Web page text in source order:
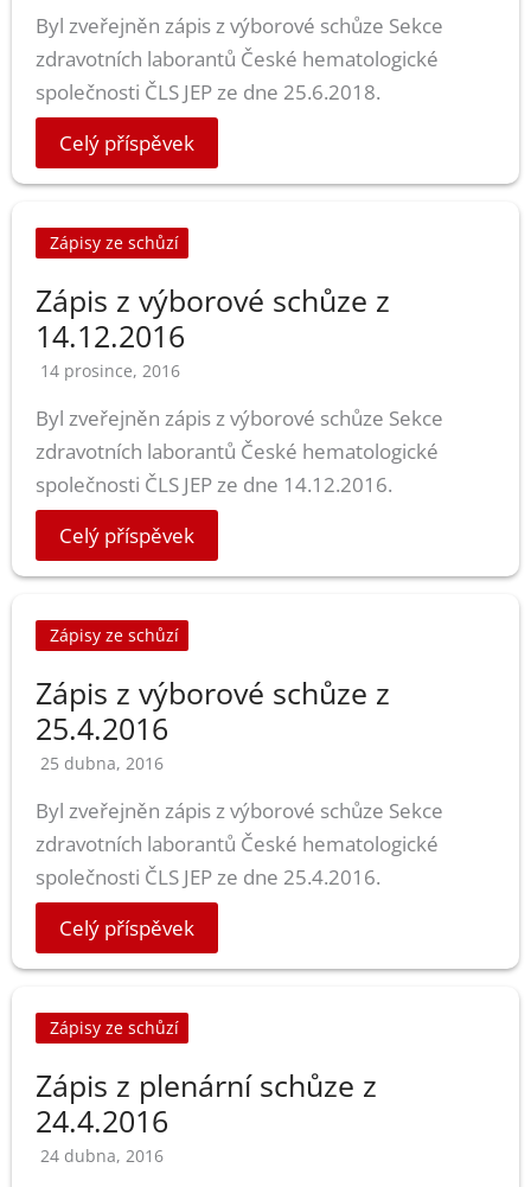
Byl zveřejněn zápis z výborové schůze Sekce
zdravotních laborantů České hematologické
společnosti ČLS JEP ze dne 25.6.2018.
Celý příspěvek
Zápisy ze schůzí
Zápis z výborové schůze z
14.12.2016
14 prosince, 2016
Byl zveřejněn zápis z výborové schůze Sekce
zdravotních laborantů České hematologické
společnosti ČLS JEP ze dne 14.12.2016.
Celý příspěvek
Zápisy ze schůzí
Zápis z výborové schůze z
25.4.2016
25 dubna, 2016
Byl zveřejněn zápis z výborové schůze Sekce
zdravotních laborantů České hematologické
společnosti ČLS JEP ze dne 25.4.2016.
Celý příspěvek
Zápisy ze schůzí
Zápis z plenární schůze z
24.4.2016
24 dubna, 2016